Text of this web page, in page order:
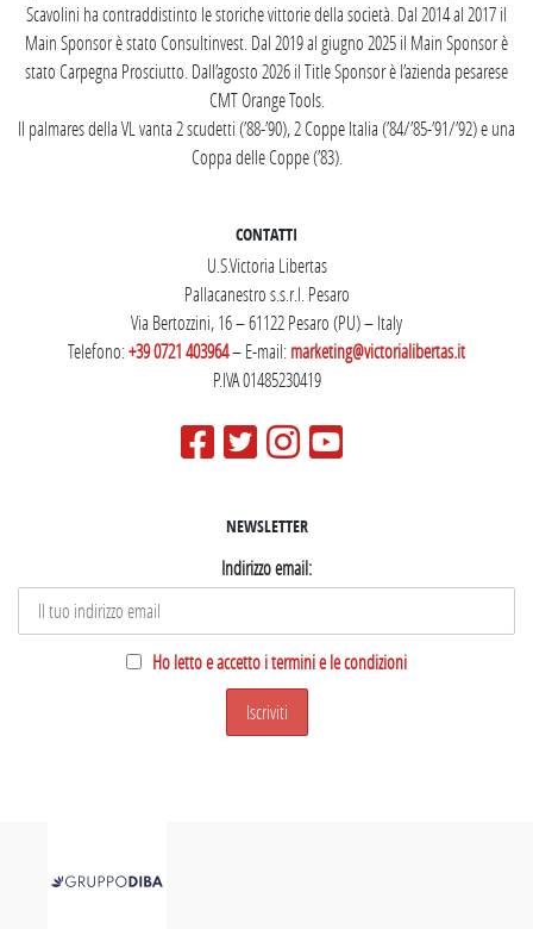
Scavolini ha contraddistinto le storiche vittorie della società. Dal 2014 al 2017 il
Main Sponsor è stato Consultinvest. Dal 2019 al giugno 2025 il Main Sponsor è
stato Carpegna Prosciutto. Dall’agosto 2026 il Title Sponsor è l’azienda pesarese
CMT Orange Tools.
Il palmares della VL vanta 2 scudetti (’88-’90), 2 Coppe Italia (’84/’85-’91/’92) e una
Coppa delle Coppe (’83).
CONTATTI
U.S.Victoria Libertas
Pallacanestro s.s.r.l. Pesaro
Via Bertozzini, 16 – 61122 Pesaro (PU) – Italy
Telefono:+39 0721 403964– E-mail:marketing@victorialibertas.it
P.IVA 01485230419
NEWSLETTER
Indirizzo email:
Ho letto e accetto i termini e le condizioni